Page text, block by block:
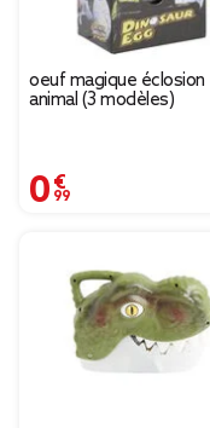
oeuf magique éclosion
animal (3 modèles)
0,99 €